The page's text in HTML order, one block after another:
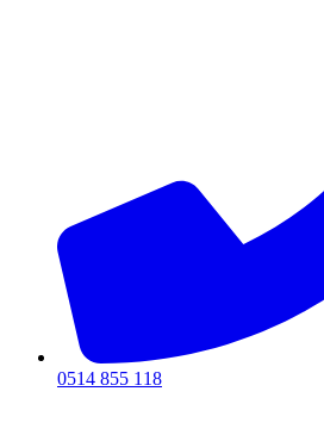
0514 855 118